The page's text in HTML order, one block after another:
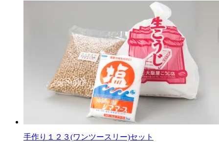
手作り１２３(ワンツースリー)セット